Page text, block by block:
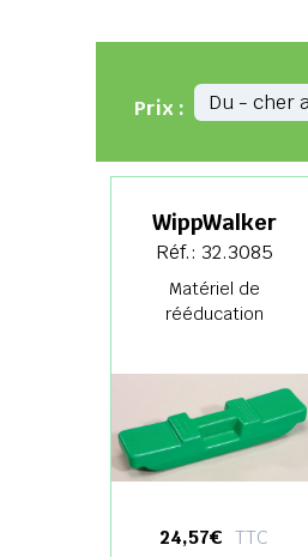
Prix :
WippWalker
Réf.: 32.3085
Matériel de
rééducation
24,57€ TTC